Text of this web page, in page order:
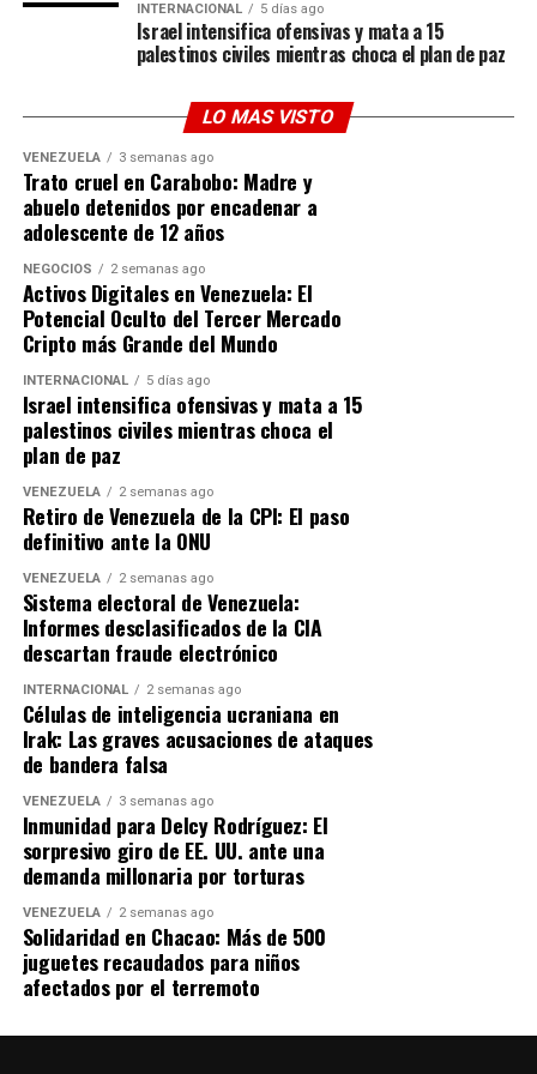
bombonera con Boca Juniors, pero este Mundial ha
llevado la fiebre familiar a otro nivel.
Aunque Damonbromeó diciendo que «apoyaba a
Colombia» en ese partido en particular solo por respeto
a Leguizamo, reafirmó que su corazón (y el de su hogar)
le pertenece a la Scaloneta:«Argentina es mi equipo»
Un ícono que trasciende el deporte
A sus 39 años, el impacto delefecto Messi
mide solo en balones de oro o estadísticas; se mide en el
impacto cultural global. Que una de las figuras más
rentables y respetadas del cine de EE. UU. acepte con
orgullo que es el «segundo» en su hogar demuestra que
la Messimanía es un fenómeno sociológico. Matt Damon
casa, el trono le pertenece indiscutiblemente a Lionel
Messi.
INTERNACIONAL 5 días ago
Israel intensifica ofensivas y mata a 15
palestinos civiles mientras choca el plan de paz
LO MAS VISTO
VENEZUELA 3 semanas ago
Trato cruel en Carabobo: Madre y
abuelo detenidos por encadenar a
adolescente de 12 años
NEGOCIOS 2 semanas ago
Activos Digitales en Venezuela: El
Potencial Oculto del Tercer Mercado
Cripto más Grande del Mundo
INTERNACIONAL 5 días ago
Israel intensifica ofensivas y mata a 15
palestinos civiles mientras choca el
plan de paz
VENEZUELA 2 semanas ago
Retiro de Venezuela de la CPI: El paso
definitivo ante la ONU
VENEZUELA 2 semanas ago
Sistema electoral de Venezuela:
Informes desclasificados de la CIA
descartan fraude electrónico
INTERNACIONAL 2 semanas ago
Células de inteligencia ucraniana en
Irak: Las graves acusaciones de ataques
de bandera falsa
VENEZUELA 3 semanas ago
Inmunidad para Delcy Rodríguez: El
sorpresivo giro de EE. UU. ante una
demanda millonaria por torturas
VENEZUELA 2 semanas ago
Solidaridad en Chacao: Más de 500
juguetes recaudados para niños
afectados por el terremoto